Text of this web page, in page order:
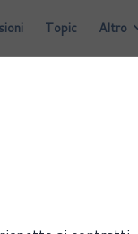
Topic Altro